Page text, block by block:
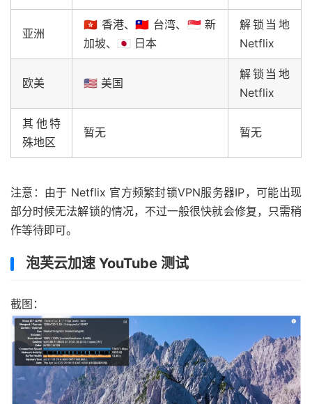
亚洲
🇭🇰 香港、🇹🇼 台湾、🇸🇬 新
加坡、🇯🇵 日本
解锁当地
Netflix
欧美 🇺🇸 美国
解锁当地
Netflix
其他特
殊地区
暂无 暂无
注意：由于 Netflix 官方频繁封锁VPN服务器IP，可能出现
部分时候无法解锁的情况，不过一般很快就会修复，只需稍
作等待即可。
泡芙云加速 YouTube 测试
截图：